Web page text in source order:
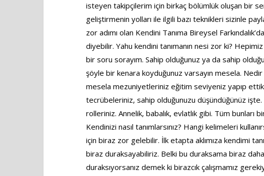
isteyen takipçilerim için birkaç bölümlük oluşan bir
geliştirmenin yolları ile ilgili bazı teknikleri sizinle
zor adımı olan Kendini Tanıma Bireysel
diyebilir. Yahu kendini tanımanın nesi zor ki?
bir soru sorayım. Sahip olduğunuz ya da sahip
şöyle bir kenara koyduğunuz varsayın mesela.
mesela mezuniyetleriniz eğitim seviyeniz yapıp
tecrübeleriniz, sahip olduğunuzu düşündüğünüz
rolleriniz. Annelik, babalık, evlatlık gibi. Tüm bunları
Kendinizi nasıl tanımlarsınız? Hangi kelimeleri
için biraz zor gelebilir. İlk etapta aklımıza kendimi
biraz duraksayabiliriz. Belki bu duraksama biraz
duraksıyorsanız demek ki birazcık çalışmamız